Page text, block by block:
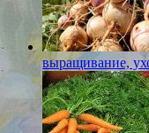
выращивание,